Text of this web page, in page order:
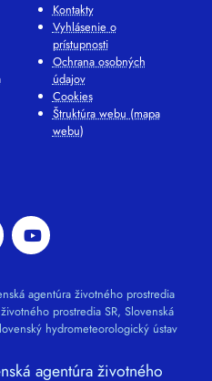
Kontakty
Vyhlásenie o
prístupnosti
Ochrana osobných
údajov
Cookies
Štruktúra webu (mapa
webu)
agentúra životného prostredia
prostredia SR, Slovenská
hydrometeorologický ústav
agentúra životného